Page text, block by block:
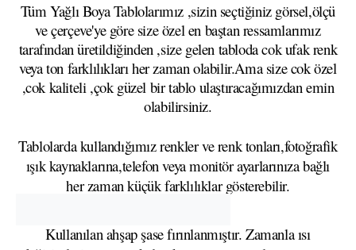
Tüm Yağlı Boya Tablolarımız ,sizin seçtiğiniz görsel,ölçü
ve çerçeve'ye göre size özel en baştan ressamlarımız
tarafından üretildiğinden ,size gelen tabloda cok ufak renk
veya ton farklılıkları her zaman olabilir.Ama size cok özel
,cok kaliteli ,çok güzel bir tablo ulaştıracağımızdan emin
olabilirsiniz.
Tablolarda kullandığımız renkler ve renk tonları,fotoğrafik
ışık kaynaklarına,telefon veya monitör ayarlarınıza bağlı
her zaman küçük farklılıklar gösterebilir.
Kullanılan ahşap şase fırınlanmıştır. Zamanla ısı